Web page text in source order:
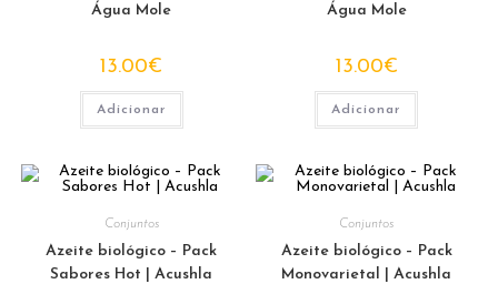
Água Mole
13.00€
Adicionar
Água Mole
13.00€
Adicionar
Conjuntos
Azeite biológico – Pack
Sabores Hot | Acushla
Conjuntos
Azeite biológico – Pack
Monovarietal | Acushla